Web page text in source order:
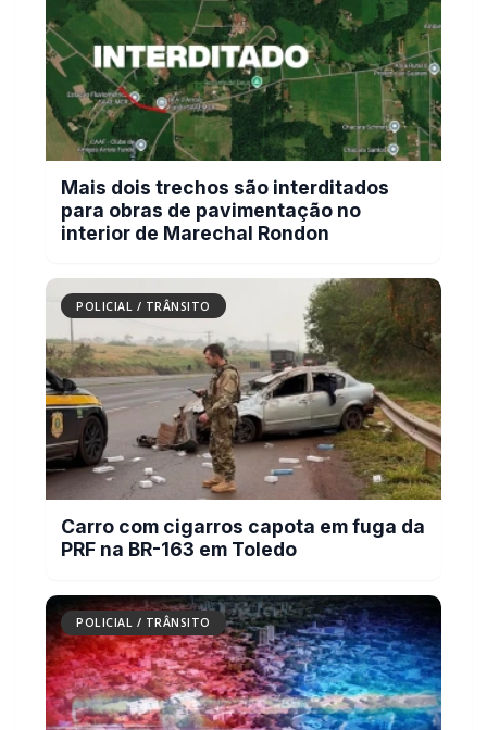
Mais dois trechos são interditados
para obras de pavimentação no
interior de Marechal Rondon
POLICIAL / TRÂNSITO
Carro com cigarros capota em fuga da
PRF na BR-163 em Toledo
POLICIAL / TRÂNSITO